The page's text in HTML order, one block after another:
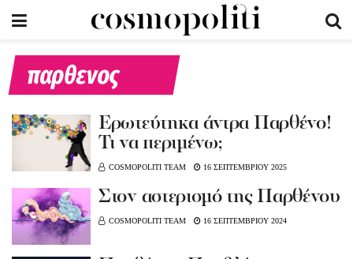
παρθενος
Ερωτεύτηκα άντρα Παρθένο!
Τι να περιμένω;
COSMOPOLITI TEAM 16 ΣΕΠΤΕΜΒΡΙΟΥ 2025
Στον αστερισμό της Παρθένου
COSMOPOLITI TEAM 16 ΣΕΠΤΕΜΒΡΙΟΥ 2024